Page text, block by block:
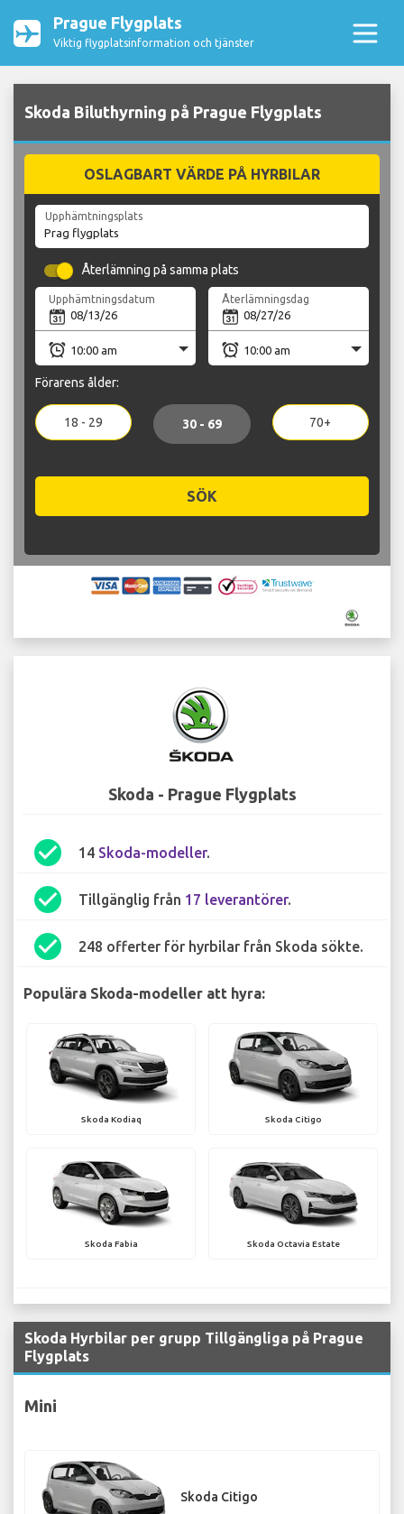
Prague Flygplats
Viktig flygplatsinformation och tjänster
Skoda Biluthyrning på Prague Flygplats
OSLAGBART VÄRDE PÅ HYRBILAR
Upphämtningsplats
Återlämning på samma plats
Upphämtningsdatum Återlämningsdag
Förarens ålder:
18 - 29 30 - 69 70+
SÖK
Skoda - Prague Flygplats
check_circle 14 Skoda-modeller.
check_circle Tillgänglig från 17 leverantörer.
check_circle 248 offerter för hyrbilar från Skoda sökte.
Populära Skoda-modeller att hyra:
Skoda Kodiaq Skoda Citigo
Skoda Fabia Skoda Octavia Estate
Skoda Hyrbilar per grupp Tillgängliga på Prague
Flygplats
Mini
Skoda Citigo